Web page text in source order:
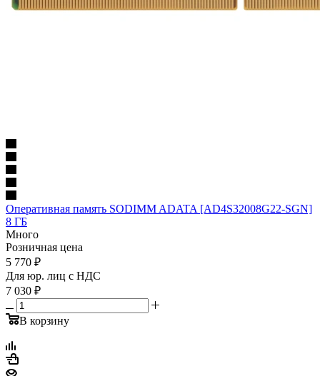
Оперативная память SODIMM ADATA [AD4S32008G22-SGN]
8 ГБ
Много
Розничная цена
5 770 ₽
Для юр. лиц c НДС
7 030 ₽
В корзину